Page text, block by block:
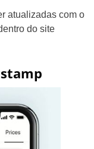
atualizadas com o
do site